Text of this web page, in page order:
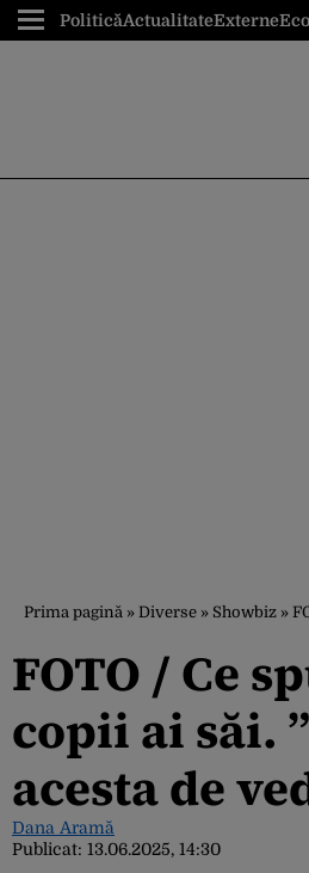
PoliticăActualitateExterne
Prima pagină » Diverse » Showbiz »
FOTO / Ce
copii ai săi.
acesta de
Dana Aramă
Publicat: 13.06.2025, 14:30